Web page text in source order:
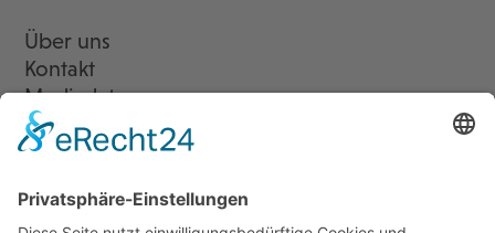
Über uns
Kontakt
Mediadaten
Newsletter
LogIn
Legal